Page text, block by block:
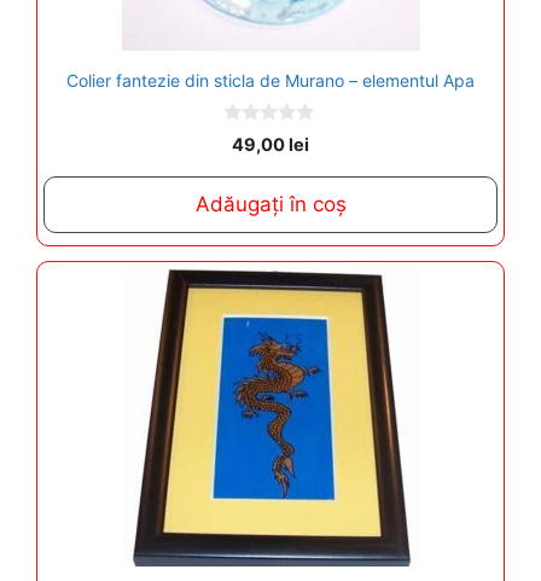
Colier fantezie din sticla de Murano – elementul Apa
o
o
5
49,00lei
Adăugați în coș